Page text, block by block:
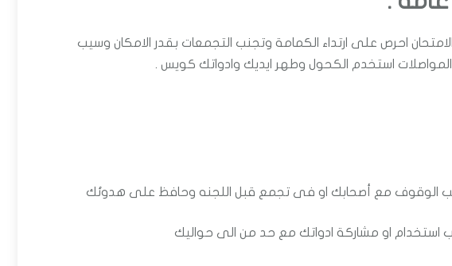
احرص على ارتداء الكمامة وتجنب التجمعات بقدر الامكان وسيب
استخدم الكحول وطهر ايديك وادواتك كويس .
الوقوف مع أصحابك او فى تجمع قبل اللجنه وحافظ على هدوئك
استخدام او مشاركة ادواتك مع حد من الى حواليك